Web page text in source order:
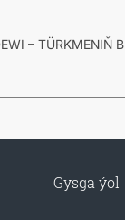
– TÜRKMENIŇ
Gysga ýol